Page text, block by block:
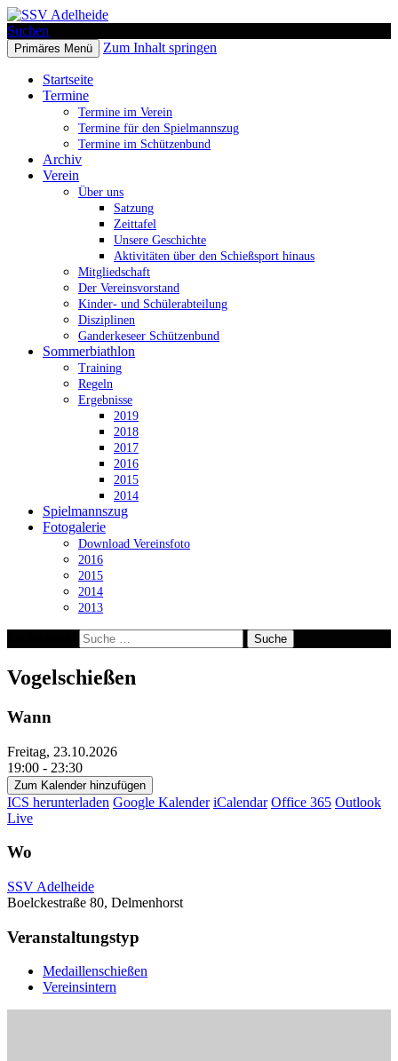
SSV Adelheide
Suchen
Primäres Menü Zum Inhalt springen
Startseite
Termine
Termine im Verein
Termine für den Spielmannszug
Termine im Schützenbund
Archiv
Verein
Über uns
Satzung
Zeittafel
Unsere Geschichte
Aktivitäten über den Schießsport hinaus
Mitgliedschaft
Der Vereinsvorstand
Kinder- und Schülerabteilung
Disziplinen
Ganderkeseer Schützenbund
Sommerbiathlon
Training
Regeln
Ergebnisse
2019
2018
2017
2016
2015
2014
Spielmannszug
Fotogalerie
Download Vereinsfoto
2016
2015
2014
2013
Vogelschießen
Wann
Freitag, 23.10.2026
19:00 - 23:30
Zum Kalender hinzufügen
ICS herunterladen Google Kalender iCalendar Office 365 Outlook
Live
Wo
SSV Adelheide
Boelckestraße 80, Delmenhorst
Veranstaltungstyp
Medaillenschießen
Vereinsintern